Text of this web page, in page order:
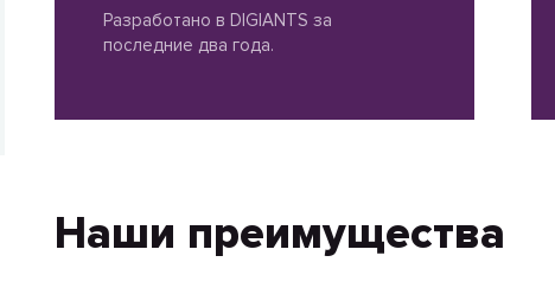
Разработано в DIGIANTS за
последние два года.
Наши преимущества